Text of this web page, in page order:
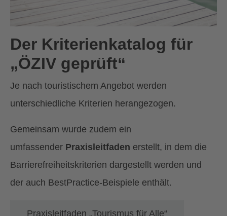
Der Kriterienkatalog für
„ÖZIV geprüft“
Je nach touristischem Angebot werden
unterschiedliche Kriterien herangezogen.
Gemeinsam wurde zudem ein
umfassender Praxisleitfaden erstellt, in dem die
Barrierefreiheitskriterien dargestellt werden und
der auch BestPractice-Beispiele enthält.
Praxisleitfaden „Tourismus für Alle“